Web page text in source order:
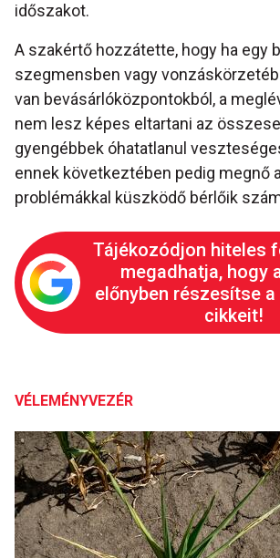
időszakot.
A szakértő hozzátette, hogy ha egy
szegmensben vagy
van bevásárlóközpontokból, a
nem lesz képes eltartani az
gyengébbek óhatatlanul
ennek következtében pedig megnő
problémákkal küszködő bérlőik
Tájékozódjon hiteles
megadhatja, hogy
előnyben részesítse
cikkeit!
VÉLEMÉNYVEZÉR